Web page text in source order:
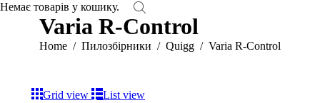
Немає товарів у кошику.
Varia R-Control
You are here:
Home Пилозбірники Quigg Varia R-Control
Grid view
List view